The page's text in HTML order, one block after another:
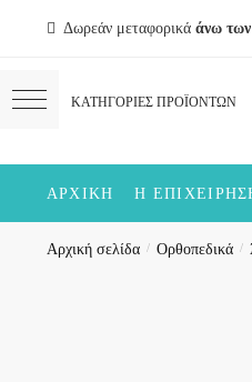
Δωρεάν μεταφορικά άνω
ΑΡΧΙΚΉ Η
Αρχική σελίδα / Ορθοπεδικά /